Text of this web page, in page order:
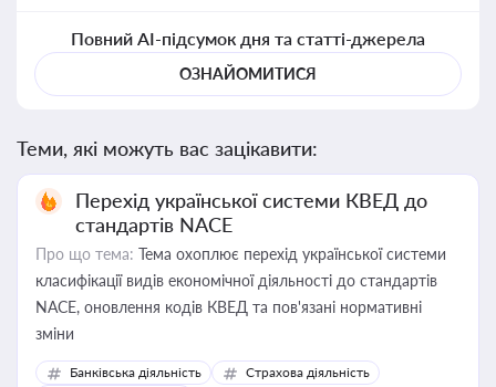
Повний AI-підсумок дня та статті-джерела
ОЗНАЙОМИТИСЯ
Теми, які можуть вас зацікавити:
Перехід української системи КВЕД до
стандартів NACE
Про що тема: Тема охоплює перехід української системи
класифікації видів економічної діяльності до стандартів
NACE, оновлення кодів КВЕД та пов'язані нормативні
зміни
Банківська діяльність
Страхова діяльність